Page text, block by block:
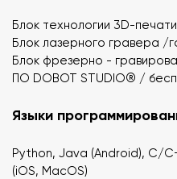
Блок технологии 3D-печати
Блок лазерного гравера /
Блок фрезерно -
ПО DOBOT STUDIO® /
Языки
Python, Java (Android), C/
(iOS, MacOS)